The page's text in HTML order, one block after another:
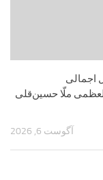
اجمالی
ملّا حسین‌قلی
آگوست 6, 2026